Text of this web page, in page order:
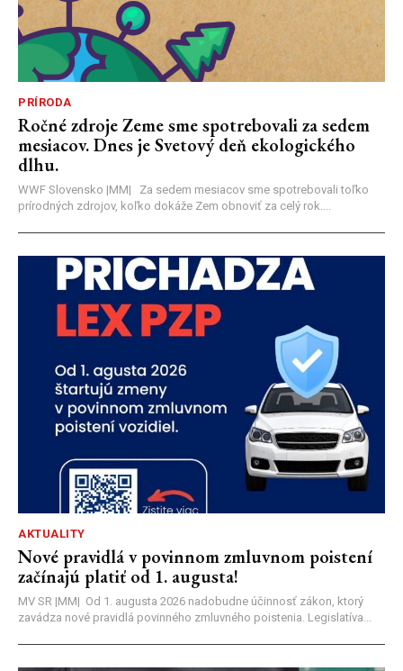
PRÍRODA
Ročné zdroje Zeme sme spotrebovali za sedem
mesiacov. Dnes je Svetový deň ekologického
dlhu.
WWF Slovensko |MM| Za sedem mesiacov sme spotrebovali toľko
prírodných zdrojov, koľko dokáže Zem obnoviť za celý rok....
AKTUALITY
Nové pravidlá v povinnom zmluvnom poistení
začínajú platiť od 1. augusta!
MV SR |MM| Od 1. augusta 2026 nadobudne účinnosť zákon, ktorý
zavádza nové pravidlá povinného zmluvného poistenia. Legislatíva...